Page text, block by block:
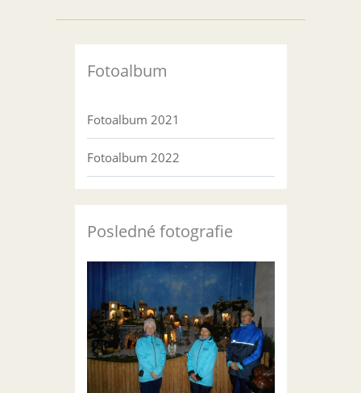
Fotoalbum
Fotoalbum 2021
Fotoalbum 2022
Posledné fotografie